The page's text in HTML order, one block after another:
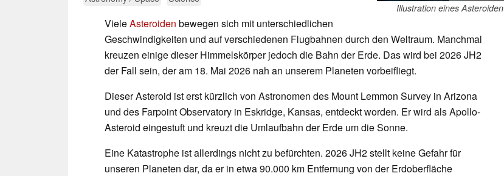
Illustration eines Asteroiden
VieleAsteroiden bewegen sich mit unterschiedlichen
Geschwindigkeiten und auf verschiedenen Flugbahnen durch den Weltraum. Manchmal
kreuzen einige dieser Himmelskörper jedoch die Bahn der Erde. Das wird bei 2026 JH2
der Fall sein, der am 18. Mai 2026 nah an unserem Planeten vorbeifliegt.
Dieser Asteroid ist erst kürzlich von Astronomen des Mount Lemmon Survey in Arizona
und des Farpoint Observatory in Eskridge, Kansas, entdeckt worden. Er wird als Apollo-
Asteroid eingestuft und kreuzt die Umlaufbahn der Erde um die Sonne.
Eine Katastrophe ist allerdings nicht zu befürchten. 2026 JH2 stellt keine Gefahr für
unseren Planeten dar, da er in etwa 90.000 km Entfernung von der Erdoberfläche